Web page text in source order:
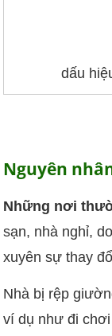
dấu
Nguyên
Những nơi
sạn, nhà nghỉ,
xuyên sự thay
Nhà bị rệp
ví dụ như đi